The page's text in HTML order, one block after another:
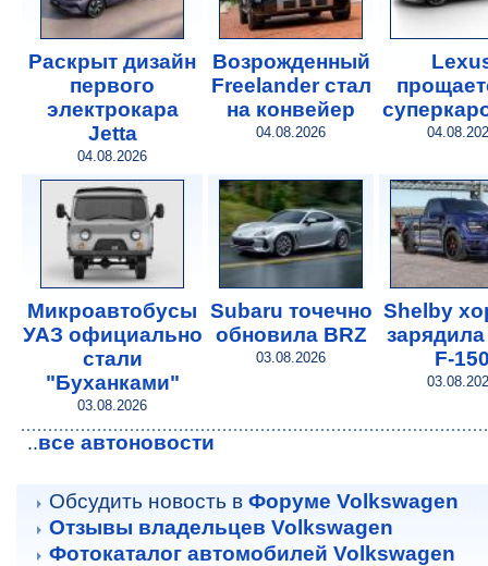
Раскрыт дизайн
первого
электрокара
Jetta
04.08.2026
Возрожденный
Freelander стал
на конвейер
04.08.2026
Микроавтобусы
УАЗ официально
стали
"Буханками"
03.08.2026
Subaru точечно
обновила BRZ
03.08.2026
Shelby
F-
..все автоновости
Обсудить новость в Форуме Volkswagen
Отзывы владельцев Volkswagen
Фотокаталог автомобилей Volkswagen